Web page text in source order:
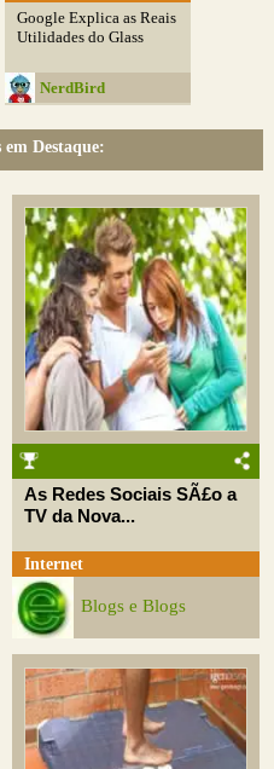
Google Explica as Reais
Utilidades do Glass
NerdBird
Destaque:
As Redes Sociais SÃ£o a
TV da Nova...
Internet
Blogs e Blogs